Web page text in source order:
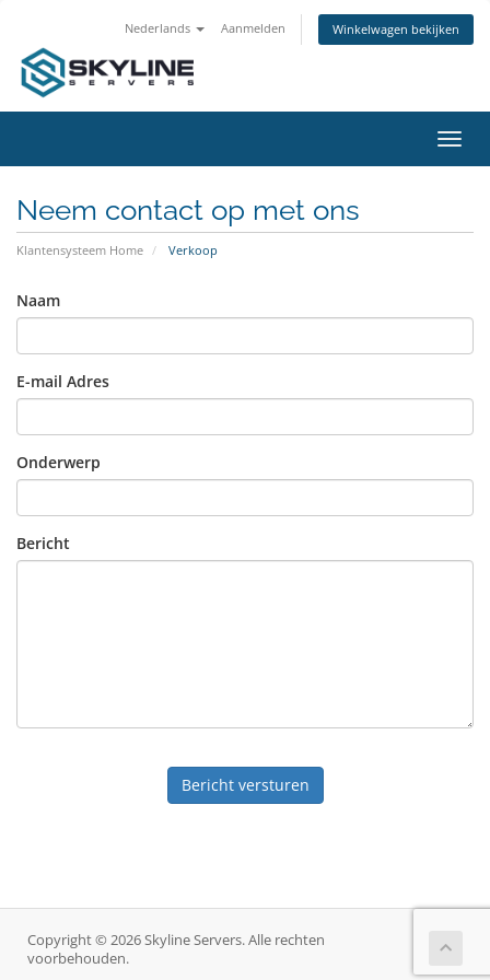
Nederlands Aanmelden Winkelwagen bekijken
in-/
Neem contact op met ons
Klantensysteem Home Verkoop
Naam
E-mail Adres
Onderwerp
Bericht
Bericht versturen
Copyright © 2026 Skyline Servers. Alle rechten
voorbehouden.